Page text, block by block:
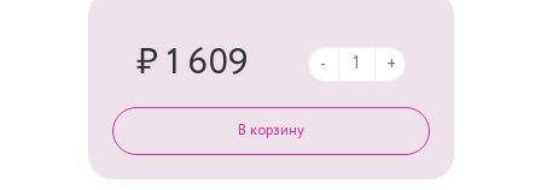
₽ 1 609 - +